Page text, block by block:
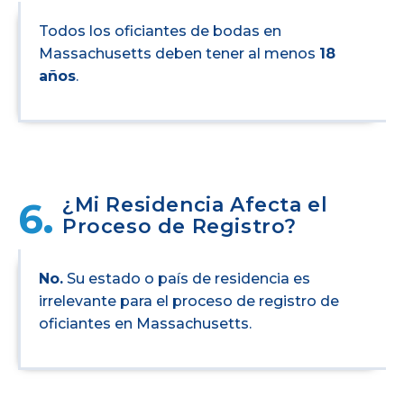
Todos los oficiantes de bodas en
Massachusetts deben tener al menos 18
años.
6. ¿Mi Residencia Afecta el
Proceso de Registro?
No. Su estado o país de residencia es
irrelevante para el proceso de registro de
oficiantes en Massachusetts.